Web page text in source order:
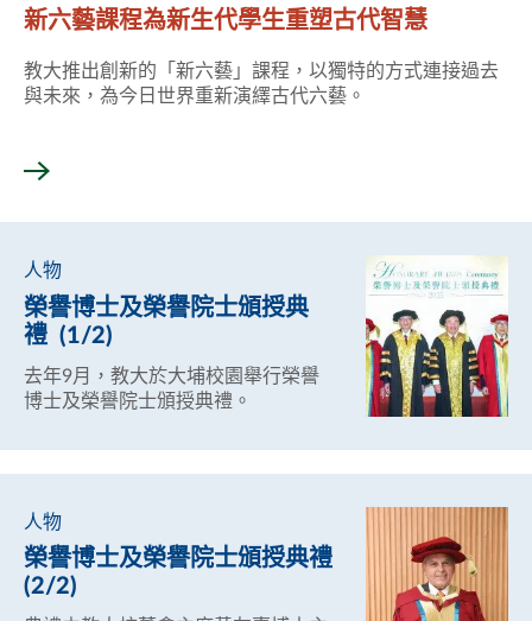
新六藝課程為新生代學生重塑古代智慧
教大推出創新的「新六藝」課程，以獨特的方式連接過去
與未來，為今日世界重新演繹古代六藝。
人物
榮譽博士及榮譽院士頒授典
禮 (1/2)
去年9月，教大於大埔校園舉行榮譽
博士及榮譽院士頒授典禮。
人物
榮譽博士及榮譽院士頒授典禮
(2/2)